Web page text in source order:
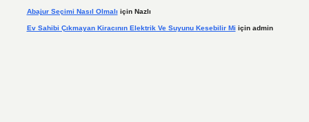
Abajur Seçimi Nasıl Olmalı için Nazlı
Ev Sahibi Çıkmayan Kiracının Elektrik Ve Suyunu Kesebilir Mi için admin